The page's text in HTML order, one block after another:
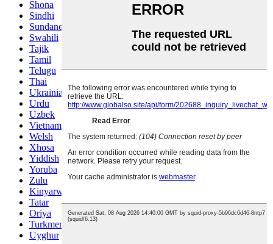
Shona
Sindhi
Sundanese
Swahili
Tajik
Tamil
Telugu
Thai
Ukrainian
Urdu
Uzbek
Vietnamese
Welsh
Xhosa
Yiddish
Yoruba
Zulu
Kinyarwanda
Tatar
Oriya
Turkmen
Uyghur